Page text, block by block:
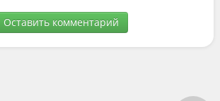
Оставить комментарий